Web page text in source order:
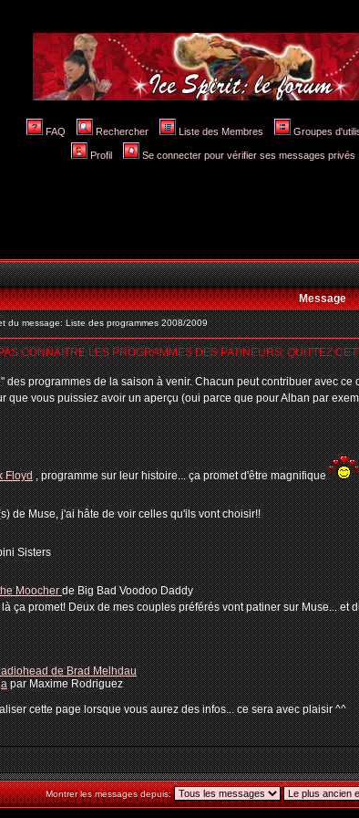
FAQ Rechercher Liste des Membres Groupes
Profil Se connecter pour vérifier ses messages privés
Message
message: Liste des programmes 2008/2009
CONNAITRE LES PROGRAMMES DES PATINEURS, QUITTEZ
des programmes de la saison à venir. Chacun peut contribuer avec ce
que vous puissiez avoir un aperçu (oui parce que pour Alban par
Floyd, programme sur leur histoire... ça promet d'être magnifique
de Muse, j'ai hâte de voir celles qu'ils vont choisir!!
Sisters
Moocherde Big Bad Voodoo Daddy
ça promet! Deux de mes couples préférés vont patiner sur Muse... et
de Brad Melhdau
par Maxime Rodriguez
cette page lorsque vous aurez des infos... ce sera avec plaisir ^^
Montrer les messages depuis: